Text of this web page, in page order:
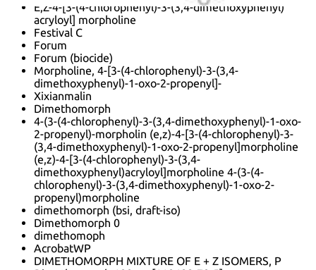
E,Z-4-[3-(4-chlorophenyl)-3-(3,4-dimethoxyphenyl)
acryloyl] morpholine
Festival C
Forum
Forum (biocide)
Morpholine, 4-[3-(4-chlorophenyl)-3-(3,4-
dimethoxyphenyl)-1-oxo-2-propenyl]-
Xixianmalin
Dimethomorph
4-(3-(4-chlorophenyl)-3-(3,4-dimethoxyphenyl)-1-oxo-
2-propenyl)-morpholin (e,z)-4-[3-(4-chlorophenyl)-3-
(3,4-dimethoxyphenyl)-1-oxo-2-propenyl]morpholine
(e,z)-4-[3-(4-chlorophenyl)-3-(3,4-
dimethoxyphenyl)acryloyl]morpholine 4-(3-(4-
chlorophenyl)-3-(3,4-dimethoxyphenyl)-1-oxo-2-
propenyl)morpholine
dimethomorph (bsi, draft-iso)
Dimethomorph 0
dimethomoph
AcrobatWP
DIMETHOMORPH MIXTURE OF E + Z ISOMERS, P